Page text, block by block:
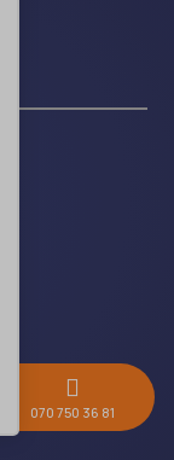

070 750 36 81